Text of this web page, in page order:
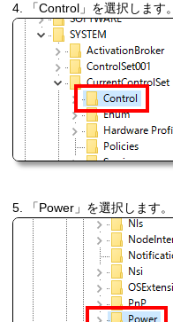
4. 「Control」を選択します。
5. 「Power」を選択します。